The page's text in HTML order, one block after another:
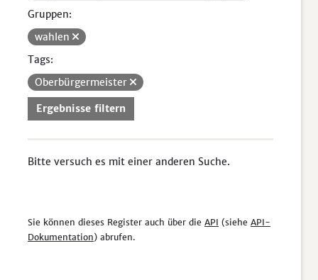
Gruppen:
wahlen
Tags:
Oberbürgermeister
Ergebnisse filtern
Bitte versuch es mit einer anderen Suche.
Sie können dieses Register auch über die API (siehe API-
Dokumentation) abrufen.